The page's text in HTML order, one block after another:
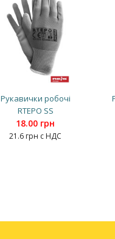
Рукавички робочі
RTEPO SS
18.00 грн
21.6 грн с НДС